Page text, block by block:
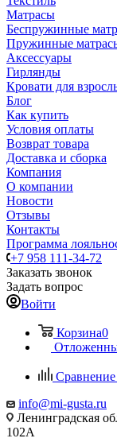
Матрасы
Беспружинные
Пружинные
Аксессуары
Гирлянды
Кровати для
Блог
Как купить
Условия оплаты
Возврат товара
Доставка и сборка
Компания
О компании
Новости
Отзывы
Контакты
Программа
+7 958 111-34-72
Заказать звонок
Задать вопрос
Войти
Корзина0
Сравнение
info@mi-gusta.ru
Ленинградская
102А